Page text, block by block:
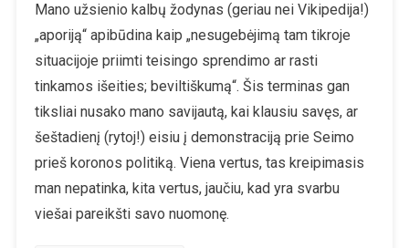
Ar
Mano užsienio kalbų žodynas (geriau nei Vikipedija!)
„aporiją“ apibūdina kaip „nesugebėjimą tam tikroje
situacijoje priimti teisingo sprendimo ar rasti
tinkamos išeities; beviltiškumą“. Šis terminas gan
tiksliai nusako mano savijautą, kai klausiu savęs, ar
šeštadienį (rytoj!) eisiu į demonstraciją prie Seimo
prieš koronos politiką. Viena vertus, tas kreipimasis
man nepatinka, kita vertus, jaučiu, kad yra svarbu
viešai pareikšti savo nuomonę.